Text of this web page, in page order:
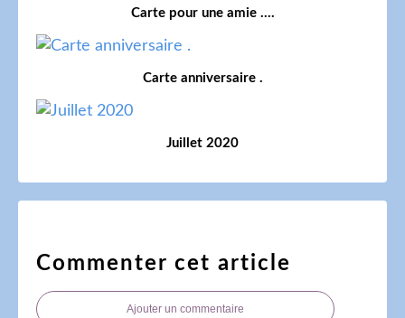
Carte pour une amie ....
Carte anniversaire .
Juillet 2020
Commenter cet article
Ajouter un commentaire